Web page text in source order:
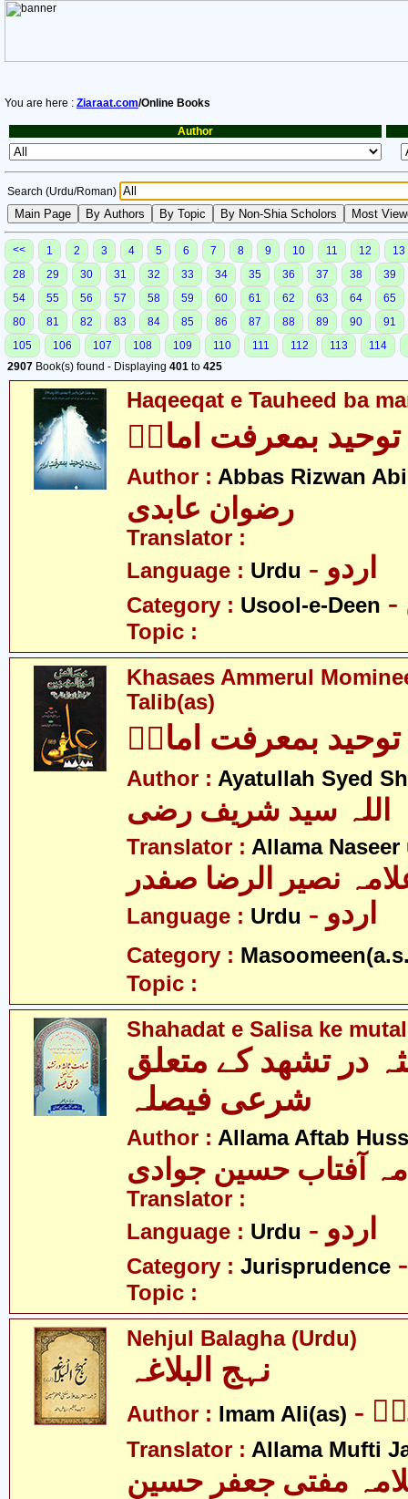
You are here : Ziaraat.com/Online Books
Author
Search (Urdu/Roman)
<< 1 2 3 4 5 6 7 8 9 10 11 12
13
28
29 30 31 32 33 34 35 36 37 38
39
54
55 56 57 58 59 60 61 62 63 64
65
80
81 82 83 84 85 86 87 88 89 90
91
105
106 107 108 109 110 111 112 113
114
2907 Book(s) found - Displaying 401 to 425
Haqeeqat e Tauheed ba
بمعرفت امامؑ
Author : Abbas Rizwan
رضوان عابدی
Translator :
Language : Urdu - اردو
Category : Usool-e-Deen
Topic :
Khasaes Ammerul
Talib(as)
بمعرفت امامؑ
Author : Ayatullah Syed
اللہ سید شریف رضی
Translator : Allama Naseer
نصیر الرضا صفدر
Language : Urdu - اردو
Category :
Topic :
Shahadat e Salisa ke
در تشھد کے متعلق
شرعی فیصلہ
Author : Allama Aftab
آفتاب حسین جوادی
Translator :
Language : Urdu - اردو
Category : Jurisprudence
Topic :
Nehjul Balagha (Urdu)
نہج البلاغہ
Author : Imam Ali(as)
Translator : Allama Mufti
مفتی جعفر حسین